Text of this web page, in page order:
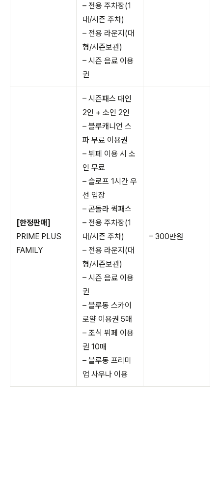
– 전용 주차장(1
대/시즌 주차)
– 전용 라운지(대
형/시즌보관)
– 시즌 음료 이용
권
[한정판매]
PRIME PLUS
FAMILY
– 시즌패스 대인
2인 + 소인 2인
– 블루캐니언 스
파 무료 이용권
– 뷔페 이용 시 소
인 무료
– 슬로프 1시간 우
선 입장
– 곤돌라 퀵패스
– 전용 주차장(1
대/시즌 주차)
– 전용 라운지(대
형/시즌보관)
– 시즌 음료 이용
권
– 블루동 스카이
로얄 이용권 5매
– 조식 뷔페 이용
권 10매
– 블루동 프리미
엄 사우나 이용
– 300만원